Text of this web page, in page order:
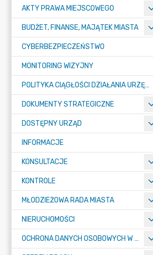
AKTY PRAWA MIEJSCOWEGO
BUDŻET, FINANSE, MAJĄTEK MIASTA
CYBERBEZPIECZEŃSTWO
MONITORING WIZYJNY
POLITYKA CIĄGŁOŚCI DZIAŁANIA URZĘDU MIASTA ŻORY
DOKUMENTY STRATEGICZNE
DOSTĘPNY URZĄD
INFORMACJE
KONSULTACJE
KONTROLE
MŁODZIEŻOWA RADA MIASTA
NIERUCHOMOŚCI
OCHRONA DANYCH OSOBOWYCH W URZĘDZIE MIASTA ŻORY - RODO